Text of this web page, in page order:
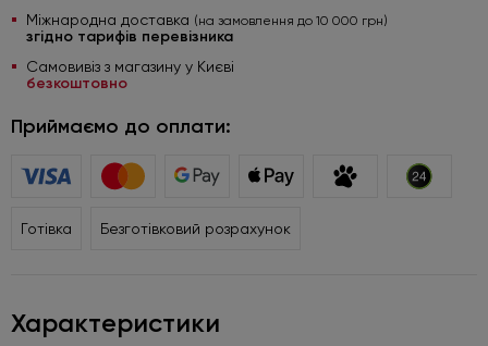
Міжнародна доставка (на замовлення до 10 000 грн)
згідно тарифів перевізника
Самовивіз з магазину у Києві
безкоштовно
Приймаємо до оплати:
Готівка Безготівковий розрахунок
Характеристики